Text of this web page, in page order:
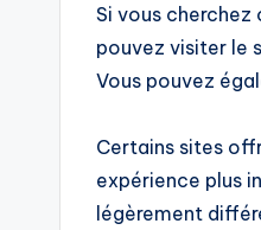
Si vous cherchez
pouvez visiter le
Vous pouvez
Certains sites
expérience plus
légèrement